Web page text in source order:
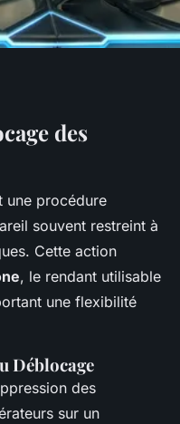
vérifier si
débloqué ?
lecture
des
une procédure
souvent restreint à
Cette action
, le rendant utilisable
une flexibilité
Déblocage
des
sur un